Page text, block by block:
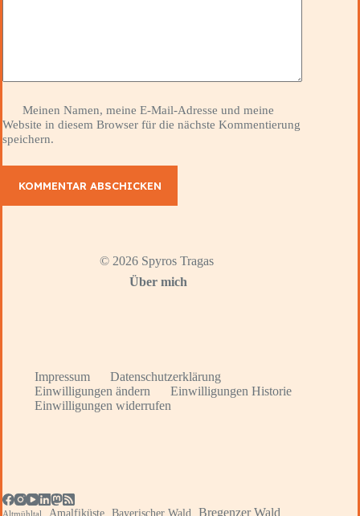
Meinen Namen, meine E-Mail-Adresse und meine
Website in diesem Browser für die nächste Kommentierung
speichern.
KOMMENTAR ABSCHICKEN
© 2026 Spyros Tragas
Über mich
Impressum
Datenschutzerklärung
Einwilligungen ändern
Einwilligungen Historie
Einwilligungen widerrufen
Amalfiküste Bayerischer Wald Bregenzer Wald